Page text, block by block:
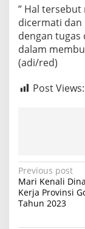
” Hal
dicermati
dengan tugas
dalam
(adi/red)
Post Views:
P
o
s
t
Previous post
Mari Kenali
Kerja Provinsi
Tahun 2023